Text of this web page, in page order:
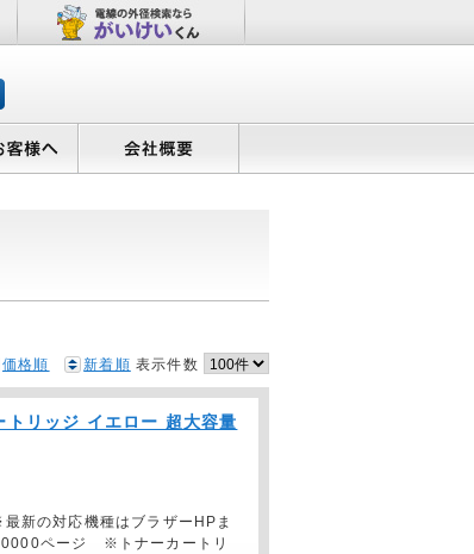
価格順 新着順 表示件数
リッジ イエロー 超大容量
の対応機種はブラザーHPま
ページ ※トナーカートリ